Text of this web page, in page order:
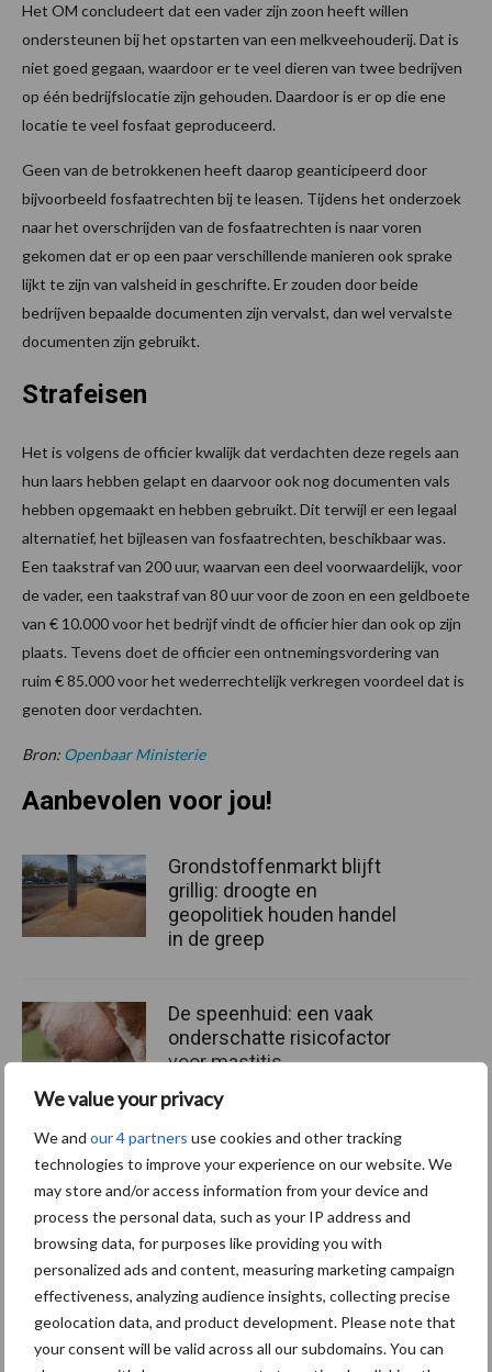
We value your privacy
We and our 4 partners use cookies and other tracking
technologies to improve your experience on our website. We
may store and/or access information from your device and
process the personal data, such as your IP address and
browsing data, for purposes like providing you with
personalized ads and content, measuring marketing campaign
effectiveness, analyzing audience insights, collecting precise
geolocation data, and product development. Please note that
your consent will be valid across all our subdomains. You can
Het OM concludeert dat een vader zijn zoon heeft willen
ondersteunen bij het opstarten van een melkveehouderij. Dat is
niet goed gegaan, waardoor er te veel dieren van twee bedrijven
op één bedrijfslocatie zijn gehouden. Daardoor is er op die ene
locatie te veel fosfaat geproduceerd.
Geen van de betrokkenen heeft daarop geanticipeerd door
bijvoorbeeld fosfaatrechten bij te leasen. Tijdens het onderzoek
naar het overschrijden van de fosfaatrechten is naar voren
gekomen dat er op een paar verschillende manieren ook sprake
lijkt te zijn van valsheid in geschrifte. Er zouden door beide
bedrijven bepaalde documenten zijn vervalst, dan wel vervalste
documenten zijn gebruikt.
Strafeisen
Het is volgens de officier kwalijk dat verdachten deze regels aan
hun laars hebben gelapt en daarvoor ook nog documenten vals
hebben opgemaakt en hebben gebruikt. Dit terwijl er een legaal
alternatief, het bijleasen van fosfaatrechten, beschikbaar was.
Een taakstraf van 200 uur, waarvan een deel voorwaardelijk, voor
de vader, een taakstraf van 80 uur voor de zoon en een geldboete
van € 10.000 voor het bedrijf vindt de officier hier dan ook op zijn
plaats. Tevens doet de officier een ontnemingsvordering van
ruim € 85.000 voor het wederrechtelijk verkregen voordeel dat is
genoten door verdachten.
Bron: Openbaar Ministerie
Aanbevolen voor jou!
Grondstoffenmarkt blijft
grillig: droogte en
geopolitiek houden handel
in de greep
De speenhuid: een vaak
onderschatte risicofactor
voor mastitis
ForFarmers ziet volume en
marktaandeel groeien in
krimpende Nederlandse
markt
Themapagina's